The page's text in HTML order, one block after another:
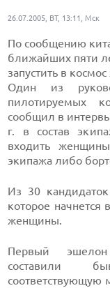
26.07.2005, ВТ, 13:11, Мск
По сообщению
ближайших пяти
запустить в
Один из
пилотируемых
сообщил в
г. в состав
входить
экипажа либо
Из 30
которое
женщины.
Первый
составили
соответствующую